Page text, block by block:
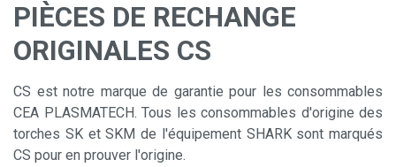
PIÈCES DE RECHANGE
ORIGINALES CS
CS est notre marque de garantie pour les consommables
CEA PLASMATECH. Tous les consommables d'origine des
torches SK et SKM de l'équipement SHARK sont marqués
CS pour en prouver l'origine.